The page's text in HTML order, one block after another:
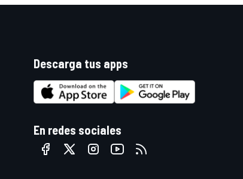
Descarga tus apps
En redes sociales